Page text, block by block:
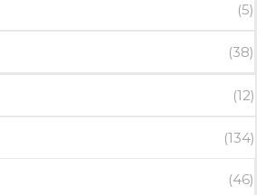
(5)
(38)
(12)
(134)
(46)